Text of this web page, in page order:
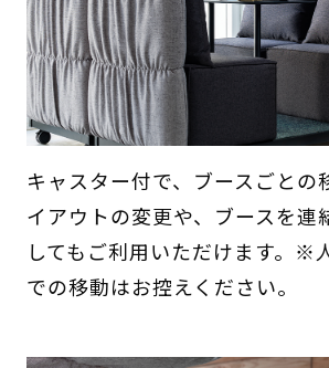
キャスター付で、ブースごとの
イアウトの変更や、ブースを連
してもご利用いただけます。※
での移動はお控えください。